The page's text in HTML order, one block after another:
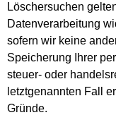
Löschersuchen
Datenverarbeitung
sofern wir keine
Speicherung Ihrer
steuer- oder
letztgenannten Fall
Gründe.